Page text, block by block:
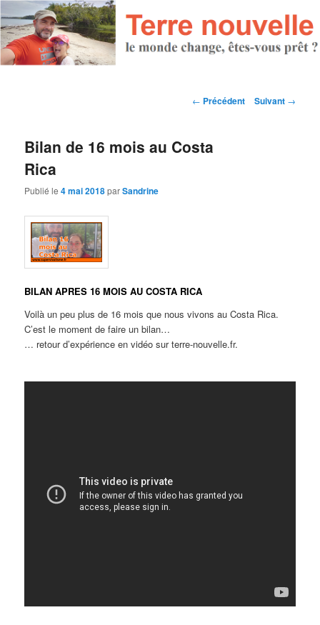
Navigation des articles
← Précédent Suivant →
Bilan de 16 mois au Costa
Rica
Publié le4 mai 2018parSandrine
BILAN APRES 16 MOIS AU COSTA RICA
Voilà un peu plus de 16 mois que nous vivons au Costa Rica.
C’est le moment de faire un bilan…
… retour d’expérience en vidéo sur terre-nouvelle.fr.